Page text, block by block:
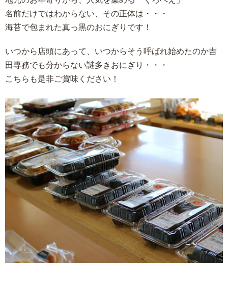
名前だけではわからない、その正体は・・・
海苔で包まれた真っ黒のおにぎりです！
いつから店頭にあって、いつからそう呼ばれ始めたのか吉
田専務でも分からない謎多きおにぎり・・・
こちらも是非ご賞味ください！